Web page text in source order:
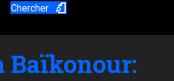
Chercher
Baïkonour: